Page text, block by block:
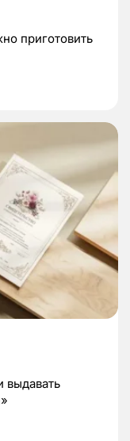
приготовить